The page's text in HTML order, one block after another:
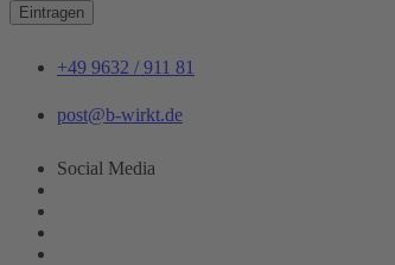
Eintragen
+49 9632 / 911 81
post@b-wirkt.de
Social Media